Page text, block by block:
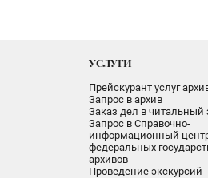
УСЛУГИ
Прейскурант услуг
Запрос в архив
Заказ дел в читальный
Запрос в Справочно-
информационный
федеральных
архивов
Проведение экскурсий